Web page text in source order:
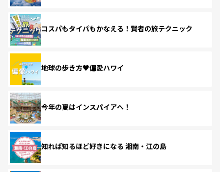
コスパもタイパもかなえる！賢者の旅テクニック
地球の歩き方♥偏愛ハワイ
今年の夏はインスパイアへ！
知れば知るほど好きになる 湘南・江の島